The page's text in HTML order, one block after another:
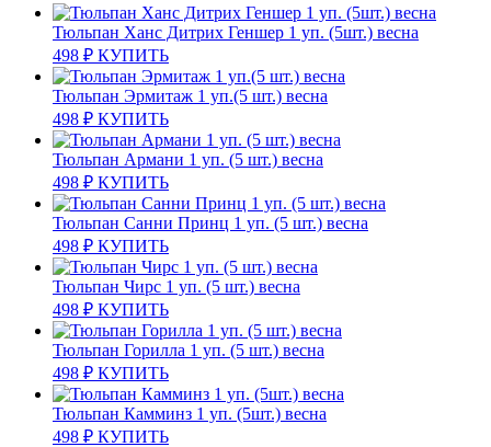
Тюльпан Ханс Дитрих Геншер 1 уп. (5шт.) весна
498 ₽ КУПИТЬ
Тюльпан Эрмитаж 1 уп.(5 шт.) весна
498 ₽ КУПИТЬ
Тюльпан Армани 1 уп. (5 шт.) весна
498 ₽ КУПИТЬ
Тюльпан Санни Принц 1 уп. (5 шт.) весна
498 ₽ КУПИТЬ
Тюльпан Чирс 1 уп. (5 шт.) весна
498 ₽ КУПИТЬ
Тюльпан Горилла 1 уп. (5 шт.) весна
498 ₽ КУПИТЬ
Тюльпан Камминз 1 уп. (5шт.) весна
498 ₽ КУПИТЬ